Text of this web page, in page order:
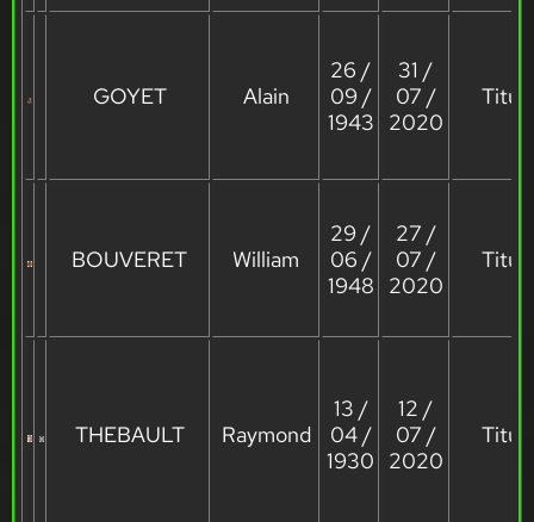
GOYET Alain
26 /
09 /
1943
31 /
07 /
2020
BOUVERET William
29 /
06 /
1948
27 /
07 /
2020
THEBAULT Raymond
13 /
04 /
1930
12 /
07 /
2020